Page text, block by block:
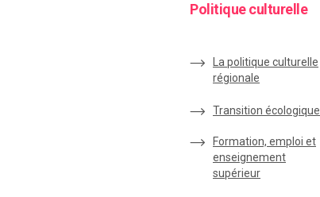
Politique culturelle
La politique culturelle
régionale
Transition écologique
Formation, emploi et
enseignement
supérieur